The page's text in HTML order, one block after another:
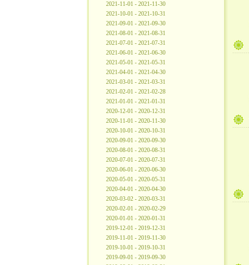
2021-11-01 - 2021-11-30
2021-10-01 - 2021-10-31
2021-09-01 - 2021-09-30
2021-08-01 - 2021-08-31
2021-07-01 - 2021-07-31
2021-06-01 - 2021-06-30
2021-05-01 - 2021-05-31
2021-04-01 - 2021-04-30
2021-03-01 - 2021-03-31
2021-02-01 - 2021-02-28
2021-01-01 - 2021-01-31
2020-12-01 - 2020-12-31
2020-11-01 - 2020-11-30
2020-10-01 - 2020-10-31
2020-09-01 - 2020-09-30
2020-08-01 - 2020-08-31
2020-07-01 - 2020-07-31
2020-06-01 - 2020-06-30
2020-05-01 - 2020-05-31
2020-04-01 - 2020-04-30
2020-03-02 - 2020-03-31
2020-02-01 - 2020-02-29
2020-01-01 - 2020-01-31
2019-12-01 - 2019-12-31
2019-11-01 - 2019-11-30
2019-10-01 - 2019-10-31
2019-09-01 - 2019-09-30